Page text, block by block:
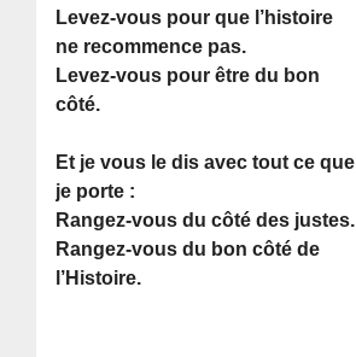
Levez-vous pour que l’histoire
ne recommence pas.
Levez-vous pour être du bon
côté.
Et je vous le dis avec tout ce que
je porte :
Rangez-vous du côté des justes.
Rangez-vous du bon côté de
l’Histoire.